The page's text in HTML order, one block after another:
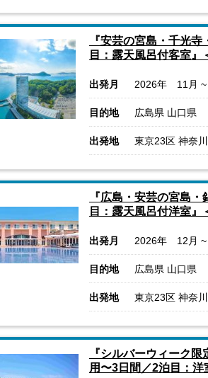
『安芸の宮島・千光
目：露天風呂付客室』
出発月 2026年 11月
目的地 広島県 山口県
出発地 東京23区 神奈
『広島・安芸の宮島
目：露天風呂付洋室』
出発月 2026年 12月
目的地 広島県 山口県
出発地 東京23区 神奈
『シルバーウィーク
用〜3日間／2泊目：洋